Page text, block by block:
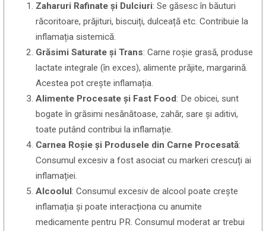
Zaharuri Rafinate și Dulciuri: Se găsesc în băuturi
răcoritoare, prăjituri, biscuiți, dulceață etc. Contribuie la
inflamația sistemică.
Grăsimi Saturate și Trans: Carne roșie grasă, produse
lactate integrale (în exces), alimente prăjite, margarină.
Acestea pot crește inflamația.
Alimente Procesate și Fast Food: De obicei, sunt
bogate în grăsimi nesănătoase, zahăr, sare și aditivi,
toate putând contribui la inflamație.
Carnea Roșie și Produsele din Carne Procesată:
Consumul excesiv a fost asociat cu markeri crescuți ai
inflamației.
Alcoolul: Consumul excesiv de alcool poate crește
inflamația și poate interacționa cu anumite
medicamente pentru PR. Consumul moderat ar trebui